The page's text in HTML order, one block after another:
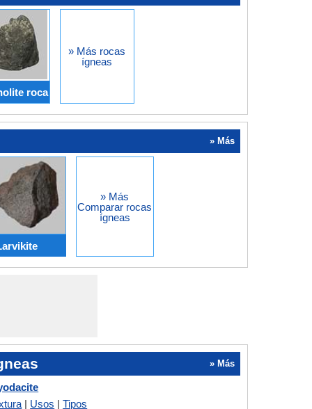
roca
» Más rocas
ígneas
» Más
» Más
Comparar rocas
ígneas
» Más
| Usos |Tipos